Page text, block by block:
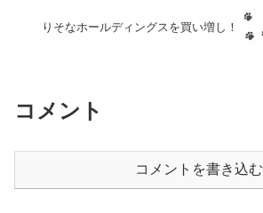
りそなホールディングスを買い増し！
コメント
コメントを書き込む